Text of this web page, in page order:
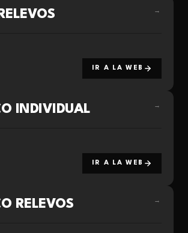
→
IR A LA WEB
INDIVIDUAL →
IR A LA WEB
RELEVOS →